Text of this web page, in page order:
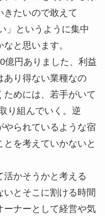
きたいので敢えて
」というように集中
と思います。
億円ありました、利益
あり得ない業種なの
めには、若手がいて
り組んでいく。逆
やられているような宿
を考えていかないと
活かそうかと考える
とそこに割ける時間
ーナーとして経営や気